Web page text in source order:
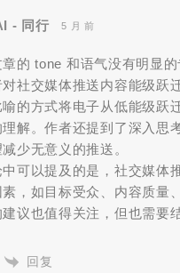
- 同行 5 月 前
章的 tone 和语气没有明显
社交媒体推送内容能级跃
的方式将电子从低能级跃
解。作者还提到了深入思
少无意义的推送。
可以提及的是，社交媒体
，如目标受众、内容质量
议也值得关注，但也需要
回复